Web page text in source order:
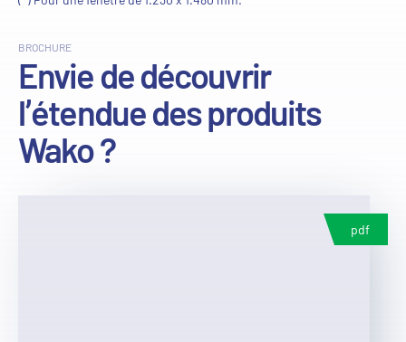
BROCHURE
Envie de découvrir
l’étendue des produits
Wako ?
pdf